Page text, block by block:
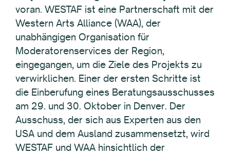
voran. WESTAF ist eine Partnerschaft mit der
Western Arts Alliance (WAA), der
unabhängigen Organisation für
Moderatorenservices der Region,
eingegangen, um die Ziele des Projekts zu
verwirklichen. Einer der ersten Schritte ist
die Einberufung eines Beratungsausschusses
am 29. und 30. Oktober in Denver. Der
Ausschuss, der sich aus Experten aus den
USA und dem Ausland zusammensetzt, wird
WESTAF und WAA hinsichtlich der